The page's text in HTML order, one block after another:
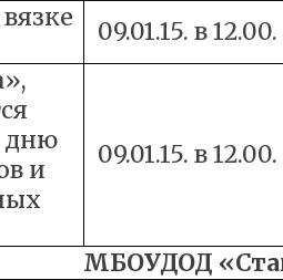
09.01.15. в 12.00.
дню
и
09.01.15. в 12.00.
МБОУДОД